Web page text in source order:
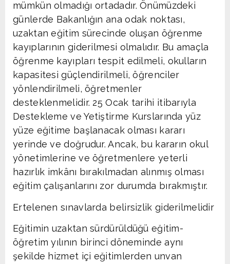
mümkün olmadığı ortadadır. Önümüzdeki
günlerde Bakanlığın ana odak noktası,
uzaktan eğitim sürecinde oluşan öğrenme
kayıplarının giderilmesi olmalıdır. Bu amaçla
öğrenme kayıpları tespit edilmeli, okulların
kapasitesi güçlendirilmeli, öğrenciler
yönlendirilmeli, öğretmenler
desteklenmelidir. 25 Ocak tarihi itibarıyla
Destekleme ve Yetiştirme Kurslarında yüz
yüze eğitime başlanacak olması kararı
yerinde ve doğrudur. Ancak, bu kararın okul
yönetimlerine ve öğretmenlere yeterli
hazırlık imkânı bırakılmadan alınmış olması
eğitim çalışanlarını zor durumda bırakmıştır.
Ertelenen sınavlarda belirsizlik giderilmelidir
Eğitimin uzaktan sürdürüldüğü eğitim-
öğretim yılının birinci döneminde aynı
şekilde hizmet içi eğitimlerden unvan